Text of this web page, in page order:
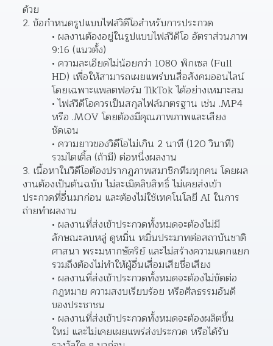
ด้วย
2. ข้อกำหนดรูปแบบไฟล์วิดีโอสำหรับการประกวด
ผลงานต้องอยู่ในรูปแบบไฟล์วิดีโอ อัตราส่วนภาพ
9:16 (แนวตั้ง)
ความละเอียดไม่น้อยกว่า 1080 พิกเซล (Full
HD) เพื่อให้สามารถเผยแพร่บนสื่อสังคมออนไลน์
โดยเฉพาะแพลตฟอร์ม TikTok ได้อย่างเหมาะสม
ไฟล์วิดีโอควรเป็นสกุลไฟล์มาตรฐาน เช่น .MP4
หรือ .MOV โดยต้องมีคุณภาพภาพและเสียง
ชัดเจน
ความยาวของวิดีโอไม่เกิน 2 นาที (120 วินาที)
รวมไตเติ้ล (ถ้ามี) ต่อหนึ่งผลงาน
3. เนื้อหาในวิดีโอต้องปรากฏภาพสมาชิกทีมทุกคน โดยผล
งานต้องเป็นต้นฉบับ ไม่ละเมิดลิขสิทธิ์ ไม่เคยส่งเข้า
ประกวดที่อื่นมาก่อน และต้องไม่ใช้เทคโนโลยี AI ในการ
ถ่ายทำผลงาน
ผลงานที่ส่งเข้าประกวดทั้งหมดจะต้องไม่มี
ลักษณะลบหลู่ ดูหมิ่น หมิ่นประมาทต่อสถาบันชาติ
ศาสนา พระมหากษัตริย์ และไม่สร้างความแตกแยก
รวมถึงต้องไม่ทำให้ผู้อื่นเสื่อมเสียชื่อเสียง
ผลงานที่ส่งเข้าประกวดทั้งหมดจะต้องไม่ขัดต่อ
กฎหมาย ความสงบเรียบร้อย หรือศีลธรรมอันดี
ของประชาชน
ผลงานที่ส่งเข้าประกวดทั้งหมดจะต้องผลิตขึ้น
ใหม่ และไม่เคยเผยแพร่ส่งประกวด หรือได้รับ